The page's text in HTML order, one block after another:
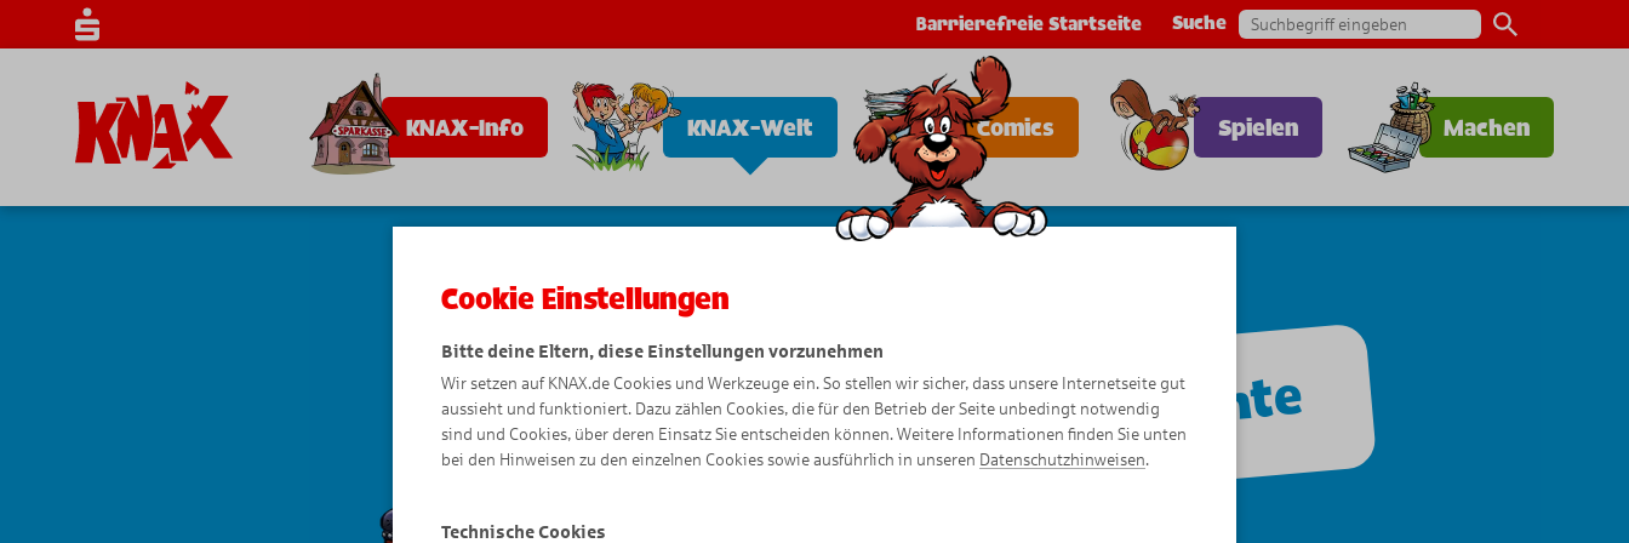
Barrierefreie Startseite Suche
KNAX-Info KNAX-Welt Comics Spielen Machen
Vorlesegeschichte
Cookie Einstellungen
Bitte deine Eltern, diese Einstellungen vorzunehmen
Wir setzen auf KNAX.de Cookies und Werkzeuge ein. So stellen wir sicher, dass unsere Internetseite gut
aussieht und funktioniert. Dazu zählen Cookies, die für den Betrieb der Seite unbedingt notwendig
sind und Cookies, über deren Einsatz Sie entscheiden können. Weitere Informationen finden Sie unten
bei den Hinweisen zu den einzelnen Cookies sowie ausführlich in unseren Datenschutzhinweisen.
Technische Cookies